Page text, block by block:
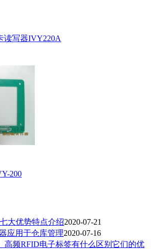
读写器IVY220A
200
大优势特点介绍2020-07-21
应用于仓库管理2020-07-16
、高频RFID电子标签有什么区别它们的优